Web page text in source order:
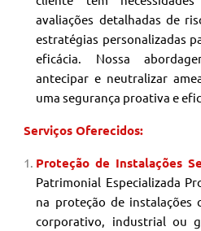
avaliações detalhadas de
estratégias personalizadas
eficácia. Nossa
antecipar e neutralizar
uma segurança proativa e
Serviços Oferecidos:
Proteção de Instalações
Patrimonial Especializada
na proteção de instalações
corporativo, industrial ou